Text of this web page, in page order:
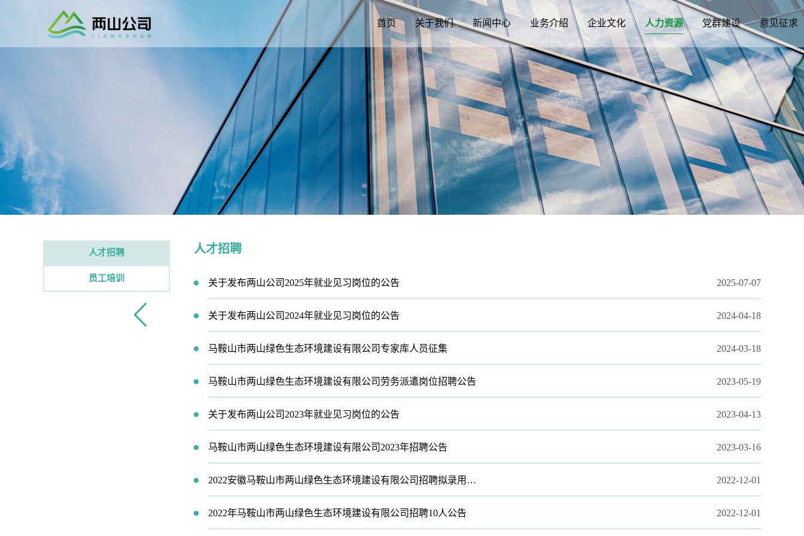
首页 关于我们 新闻中心 业务介绍 企业文化 人力资源 党群建设 意见征求
人才招聘
员工培训
人才招聘
关于发布两山公司2025年就业见习岗位的公告 2025-07-07
关于发布两山公司2024年就业见习岗位的公告 2024-04-18
马鞍山市两山绿色生态环境建设有限公司专家库人员征集 2024-03-18
马鞍山市两山绿色生态环境建设有限公司劳务派遣岗位招聘公告 2023-05-19
关于发布两山公司2023年就业见习岗位的公告 2023-04-13
马鞍山市两山绿色生态环境建设有限公司2023年招聘公告 2023-03-16
2022安徽马鞍山市两山绿色生态环境建设有限公司招聘拟录用人员名单公示 2022-12-01
2022年马鞍山市两山绿色生态环境建设有限公司招聘10人公告 2022-12-01